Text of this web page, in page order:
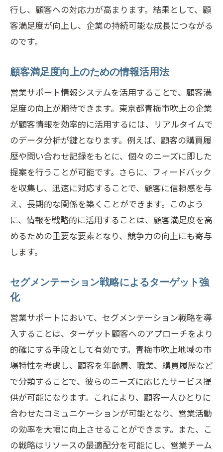
行し、顧客への対応力が高まります。結果として、顧
客満足度が向上し、企業の持続可能な成長につながる
のです。
顧客満足度向上のための情報活用法
営業サポート情報システムを活用することで、顧客満
足度の向上が期待できます。東京都青梅市吹上の企業
が顧客情報を効率的に活用するには、リアルタイムで
のデータ分析が鍵となります。例えば、顧客の購買履
歴や問い合わせ記録をもとに、個々のニーズに即した
提案を行うことが可能です。さらに、フィードバック
を収集し、迅速に対応することで、顧客に信頼感を与
え、長期的な関係を築くことができます。このよう
に、情報を戦略的に活用することは、顧客満足度を高
めるための重要な要素となり、競争力の向上にも寄与
します。
セグメンテーション戦略によるターゲット強
化
営業サポートにおいて、セグメンテーション戦略を導
入することは、ターゲット顧客へのアプローチをより
的確にする手段として有効です。青梅市吹上地域の市
場特性を考慮し、顧客を年齢層、職業、購買履歴など
で分類することで、彼らのニーズに応じたサービス提
供が可能になります。これにより、顧客一人ひとりに
合わせたコミュニケーションが可能となり、営業活動
の効率を大幅に向上させることができます。また、こ
の戦略はリソースの最適配分を可能にし、営業チーム